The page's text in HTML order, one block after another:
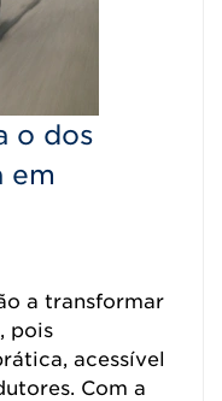
o dos
em
a transformar
pois
acessível
Com a